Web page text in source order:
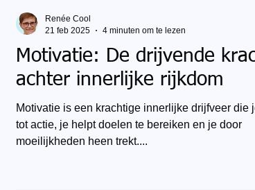
Motivatie: De drijvende
achter innerlijke rijkdom
Motivatie is een krachtige innerlijke drijfveer die
tot actie, je helpt doelen te bereiken en je door
moeilijkheden heen trekt....
Renée Cool
21 feb 2025
4 minuten om te lezen